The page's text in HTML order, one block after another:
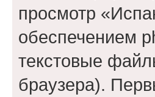
просмотр
обеспечением
текстовые
браузера).